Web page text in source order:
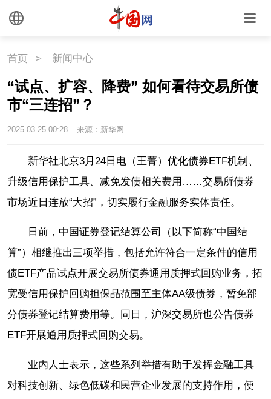
首页 > 新闻中心
“试点、扩容、降费” 如何看待交易所债
市“三连招”？
2025-03-25 00:28 来源：新华网
新华社北京3月24日电（王菁）优化债券ETF机制、
升级信用保护工具、减免发债相关费用……交易所债券
市场近日连放“大招”，切实履行金融服务实体责任。
日前，中国证券登记结算公司（以下简称“中国结
算”）相继推出三项举措，包括允许符合一定条件的信用
债ETF产品试点开展交易所债券通用质押式回购业务，拓
宽受信用保护回购担保品范围至主体AA级债券，暂免部
分债券登记结算费用等。同日，沪深交易所也公告债券
ETF开展通用质押式回购交易。
业内人士表示，这些系列举措有助于发挥金融工具
对科技创新、绿色低碳和民营企业发展的支持作用，便